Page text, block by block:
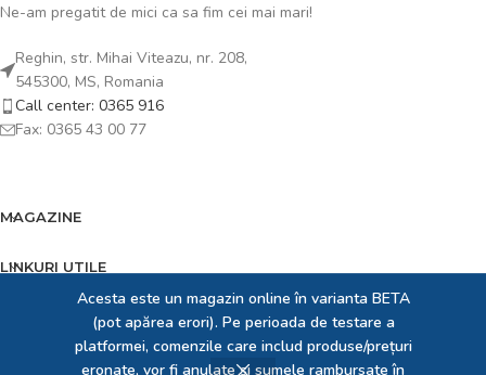
Acesta este un magazin online în varianta BETA
(pot apărea erori). Pe perioada de testare a
platformei, comenzile care includ produse/prețuri
eronate, vor fi anulate și sumele rambursate în
Ne-am pregatit de mici ca sa fim cei mai mari!
Reghin, str. Mihai Viteazu, nr. 208,
545300, MS, Romania
Call center: 0365 916
Fax: 0365 43 00 77
MAGAZINE
LINKURI UTILE
FOOTER MENU
EXPERT IT SRL2023 creat deExpert Solution Developer SRL. Dedicați pentru prezența